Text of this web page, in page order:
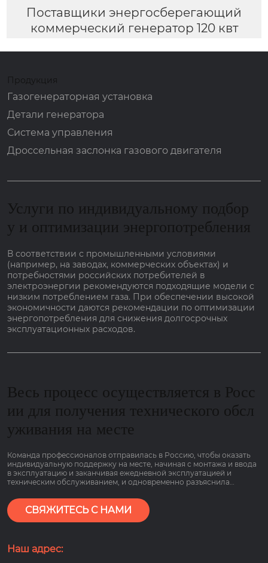
Поставщики энергосберегающий
коммерческий генератор 120 квт
Продукция
Газогенераторная установка
Детали генератора
Система управления
Дроссельная заслонка газового двигателя
Услуги по индивидуальному подбор
у и оптимизации энергопотребления
В соответствии с промышленными условиями
(например, на заводах, коммерческих объектах) и
потребностями российских потребителей в
электроэнергии рекомендуются подходящие модели с
низким потреблением газа. При обеспечении высокой
экономичности даются рекомендации по оптимизации
энергопотребления для снижения долгосрочных
эксплуатационных расходов.
Весь процесс осуществляется в Росс
ии для получения технического обсл
уживания на месте
Команда профессионалов отправилась в Россию, чтобы оказать
индивидуальную поддержку на месте, начиная с монтажа и ввода
в эксплуатацию и заканчивая ежедневной эксплуатацией и
техническим обслуживанием, и одновременно разъяснила
потреблением газа и гарантией сроком на 2 года, чтобы клиенты
могли пользоваться им болеею спокойно.
СВЯЖИТЕСЬ С НАМИ
Наш адрес: